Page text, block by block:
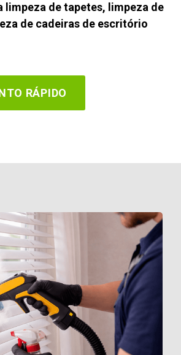
limpeza de tapetes, limpeza de
de cadeiras de escritório
RÁPIDO